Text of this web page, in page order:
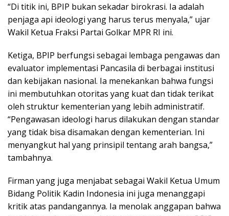
“Di titik ini, BPIP bukan sekadar birokrasi. Ia adalah
penjaga api ideologi yang harus terus menyala,” ujar
Wakil Ketua Fraksi Partai Golkar MPR RI ini.
Ketiga, BPIP berfungsi sebagai lembaga pengawas dan
evaluator implementasi Pancasila di berbagai institusi
dan kebijakan nasional. Ia menekankan bahwa fungsi
ini membutuhkan otoritas yang kuat dan tidak terikat
oleh struktur kementerian yang lebih administratif.
“Pengawasan ideologi harus dilakukan dengan standar
yang tidak bisa disamakan dengan kementerian. Ini
menyangkut hal yang prinsipil tentang arah bangsa,”
tambahnya.
Firman yang juga menjabat sebagai Wakil Ketua Umum
Bidang Politik Kadin Indonesia ini juga menanggapi
kritik atas pandangannya. Ia menolak anggapan bahwa